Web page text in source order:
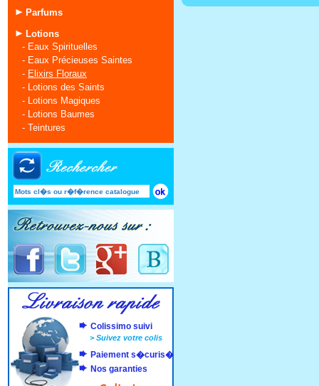
Parfums
Lotions
- Eaux Spirituelles
- Eaux Précieuses Saintes
- Elixirs Floraux
- Lotions des Saints
- Lotions Magiques
- Lotions Baumes
- Teintures
Colissimo suivi
>Suivez votre colis
Paiement s�curis�
Nos garanties